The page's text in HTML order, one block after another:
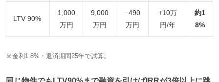
LTV 90%
1,000
万円
9,000
万円
−490
万円
+10万
円/年
約1
8%
※金利1.8%・返済期間25年で試算。